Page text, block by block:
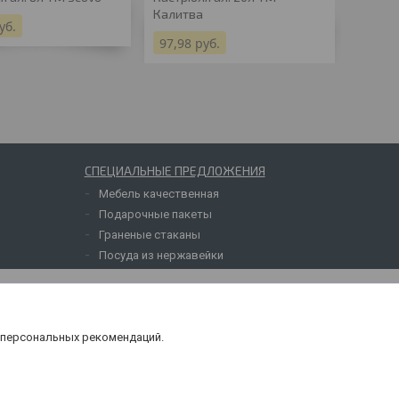
Калитва
97,98 руб.
СПЕЦИАЛЬНЫЕ ПРЕДЛОЖЕНИЯ
Мебель качественная
Подарочные пакеты
Граненые стаканы
Посуда из нержавейки
рекомендаций.